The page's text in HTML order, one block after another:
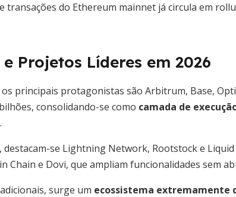
transações do Ethereum mainnet já circula em
Projetos Líderes em 2026
principais protagonistas são Arbitrum, Base,
consolidando-se como camada de
destacam-se Lightning Network, Rootstock e
Chain e Dovi, que ampliam funcionalidades sem
surge um ecossistema extremamente